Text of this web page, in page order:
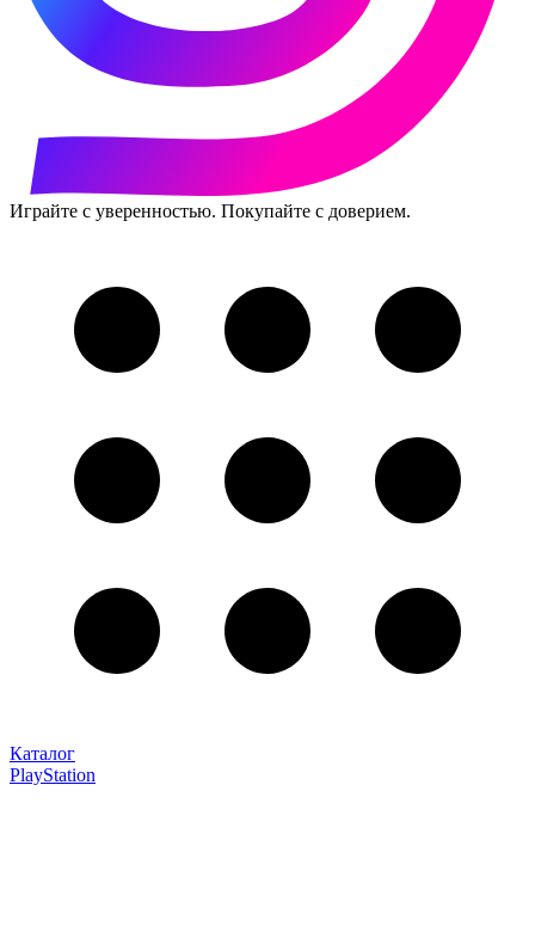
Играйте с уверенностью. Покупайте с доверием.
Каталог
PlayStation